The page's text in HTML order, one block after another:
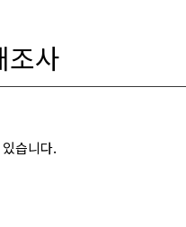
조사
습니다.